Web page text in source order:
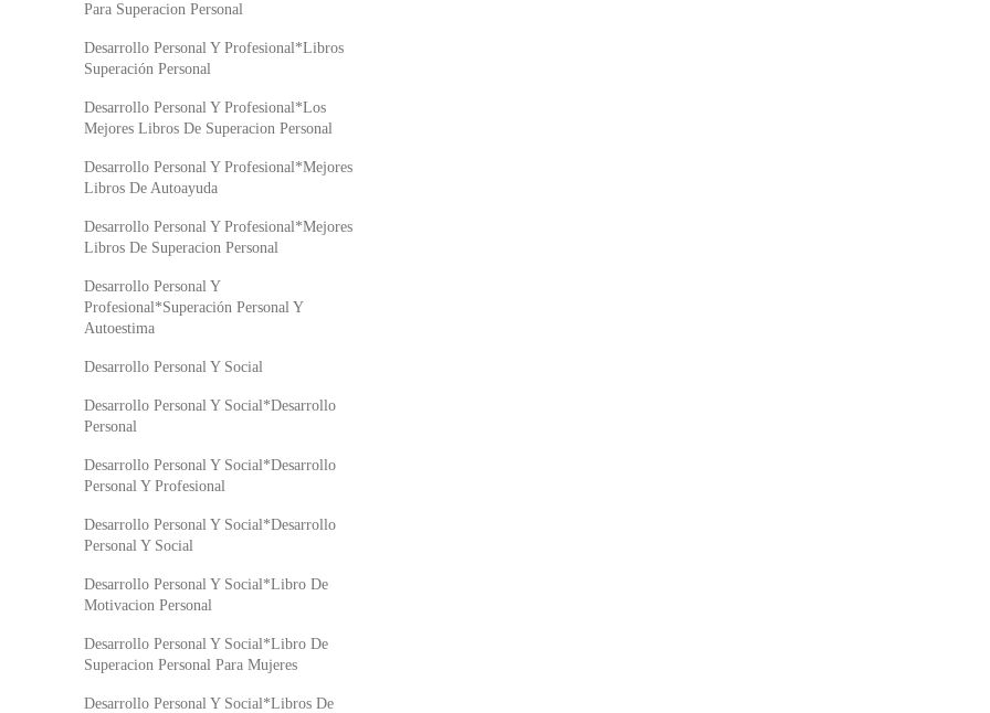
Para Superacion Personal
Desarrollo Personal Y Profesional*Libros
Superación Personal
Desarrollo Personal Y Profesional*Los
Mejores Libros De Superacion Personal
Desarrollo Personal Y Profesional*Mejores
Libros De Autoayuda
Desarrollo Personal Y Profesional*Mejores
Libros De Superacion Personal
Desarrollo Personal Y
Profesional*Superación Personal Y
Autoestima
Desarrollo Personal Y Social
Desarrollo Personal Y Social*Desarrollo
Personal
Desarrollo Personal Y Social*Desarrollo
Personal Y Profesional
Desarrollo Personal Y Social*Desarrollo
Personal Y Social
Desarrollo Personal Y Social*Libro De
Motivacion Personal
Desarrollo Personal Y Social*Libro De
Superacion Personal Para Mujeres
Desarrollo Personal Y Social*Libros De